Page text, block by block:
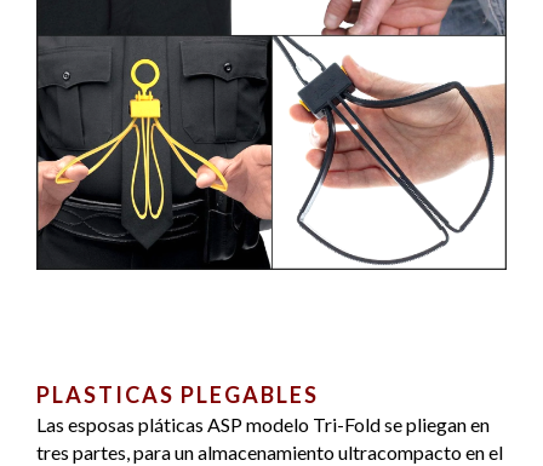
PLASTICAS PLEGABLES
Las esposas pláticas ASP modelo Tri-Fold se pliegan en
tres partes, para un almacenamiento ultracompacto en el